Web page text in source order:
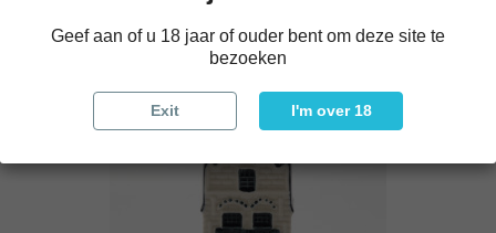
Geef aan of u 18 jaar of ouder bent om deze site te
bezoeken
Exit I'm over 18